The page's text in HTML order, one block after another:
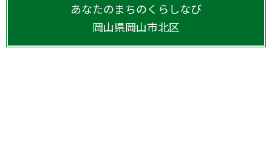
あなたのまちのくらしなび
岡山県岡山市北区